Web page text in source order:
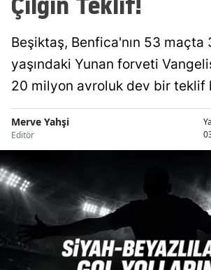
Beşiktaş, Benfica'nın 53 maçta
yaşındaki Yunan forveti
20 milyon avroluk dev bir teklif
Merve Yahşi
Editör